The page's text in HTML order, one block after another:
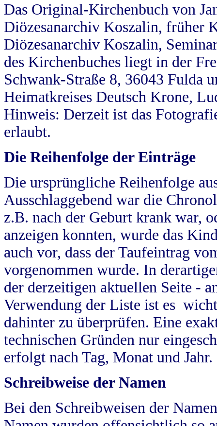
Das Original-Kirchenbuch von
Diözesanarchiv Koszalin, früher
Diözesanarchiv Koszalin,
des Kirchenbuches liegt in der
Schwank-Straße 8, 36043 Fulda
Heimatkreises Deutsch Krone,
Hinweis: Derzeit ist das
erlaubt.
Die Reihenfolge der Einträge
Die ursprüngliche Reihenfolge
Ausschlaggebend war die
z.B. nach der Geburt krank war,
anzeigen konnten, wurde das
auch vor, dass der Taufeintrag
vorgenommen wurde. In
der derzeitigen aktuellen Seite -
Verwendung der Liste ist es
dahinter zu überprüfen. Eine
technischen Gründen nur
erfolgt nach Tag, Monat und Jahr.
Schreibweise der Namen
Bei den Schreibweisen der